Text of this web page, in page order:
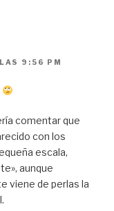
9:56 PM
comentar que
con los
escala,
aunque
viene de perlas la